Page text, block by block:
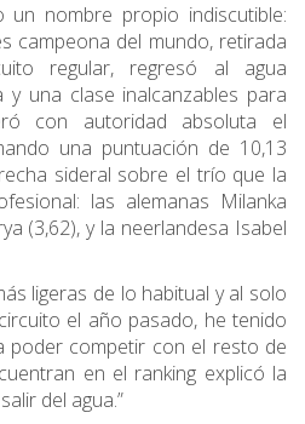
un nombre propio indiscutible:
campeona del mundo, retirada
regular, regresó al agua
y una clase inalcanzables para
con autoridad absoluta el
una puntuación de 10,13
sideral sobre el trío que la
las alemanas Milanka
(3,62), y la neerlandesa Isabel
ligeras de lo habitual y al solo
el año pasado, he tenido
poder competir con el resto de
en el ranking explicó la
del agua.”